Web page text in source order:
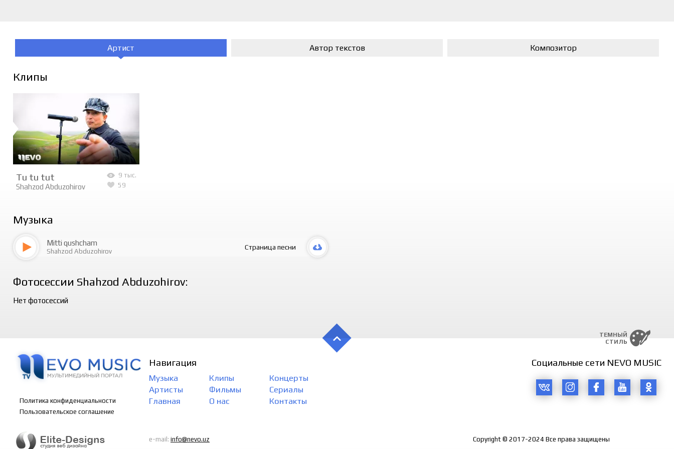
Артист Автор текстов Композитор
Клипы
9 тыс.
59
Tu tu tut
Shahzod Abduzohirov
Музыка
Mitti qushcham
Shahzod Abduzohirov
Страница песни
Фотосессии Shahzod Abduzohirov:
Нет фотосессий
ТЕМНЫЙ
СТИЛЬ
Политика конфиденциальности
Пользовательское соглашение
Навигация
Музыка Клипы
Концерты
Артисты
Фильмы
Сериалы
Главная
О нас Контакты
Социальные сети NEVO MUSIC
e-mail:info@nevo.uz Copyright © 2017-2024 Все права защищены